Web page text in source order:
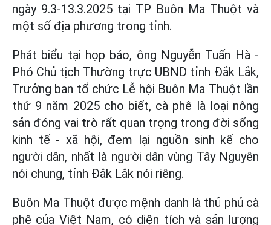
ngày 9.3-13.3.2025 tại TP Buôn Ma Thuột và
một số địa phương trong tỉnh.
Phát biểu tại họp báo, ông Nguyễn Tuấn Hà -
Phó Chủ tịch Thường trực UBND tỉnh Đắk Lắk,
Trưởng ban tổ chức Lễ hội Buôn Ma Thuột lần
thứ 9 năm 2025 cho biết, cà phê là loại nông
sản đóng vai trò rất quan trọng trong đời sống
kinh tế - xã hội, đem lại nguồn sinh kế cho
người dân, nhất là người dân vùng Tây Nguyên
nói chung, tỉnh Đắk Lắk nói riêng.
Buôn Ma Thuột được mệnh danh là thủ phủ cà
phê của Việt Nam, có diện tích và sản lượng